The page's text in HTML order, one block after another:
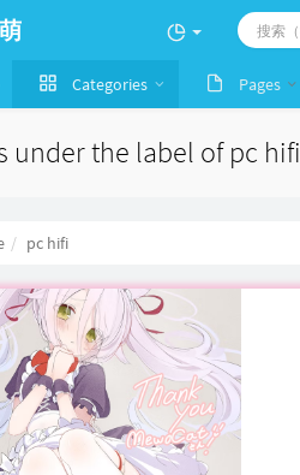
Categories Pages
under the label of pc hifi
pc hifi